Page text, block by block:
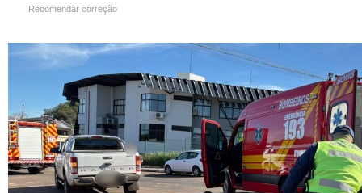
Recomendar correção